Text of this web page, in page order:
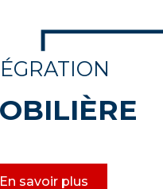
En savoir plus